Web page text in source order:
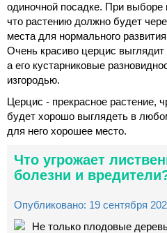
одиночной посадке. При выборе
что растению должно будет
места для нормального
Очень красиво церцис
а его кустарниковые
изгородью.
Церцис - прекрасное растение,
будет хорошо выглядеть в
для него хорошее место.
Что угрожает
болезни и
Опубликовано: 19 сентября
Не только плодовые